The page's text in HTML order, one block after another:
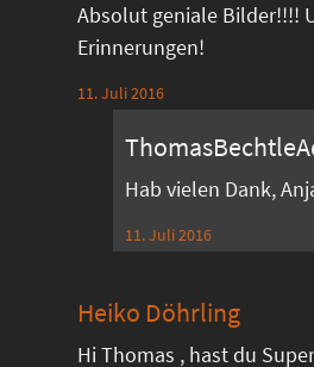
Absolut geniale Bilder!!!!
Erinnerungen!
11. Juli 2016
Hab vielen Dank,
11. Juli 2016
Heiko Döhrling
Hi Thomas , hast du